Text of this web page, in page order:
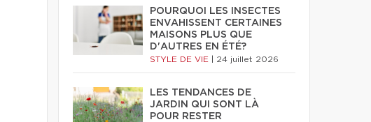
POURQUOI LES INSECTES
ENVAHISSENT CERTAINES
MAISONS PLUS QUE
D'AUTRES EN ÉTÉ?
STYLE DE VIE 24 juillet 2026
LES TENDANCES DE
JARDIN QUI SONT LÀ
POUR RESTER